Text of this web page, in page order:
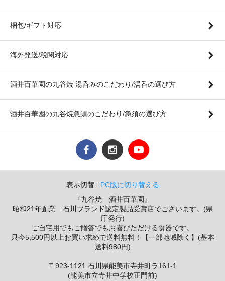
梱包/ギフト対応
海外発送/税関対応
酒井百華園の九谷焼 湯呑みのこだわり/湯呑の選び方
酒井百華園の九谷焼急須のこだわり/急須の選び方
表示切替 : PC版に切り替える
『九谷焼 酒井百華園』
昭和21年創業 石川ブランド認定製品受賞店でございます。(県
庁発行)
ご自宅用でもご贈答でもお喜びただける食器です。
只今5,500円以上お買い求めで送料無料！【一部地域除く】(基本
送料980円)
〒923-1121 石川県能美市寺井町ラ161-1
(能美市立寺井中学校正門前)